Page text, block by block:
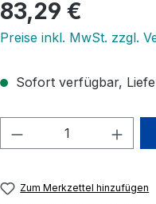
Regulärer Preis:
83,29 €
Preise inkl. MwSt. zzgl.
Sofort verfügbar,
Produkt
Zum Merkzettel hinzufügen